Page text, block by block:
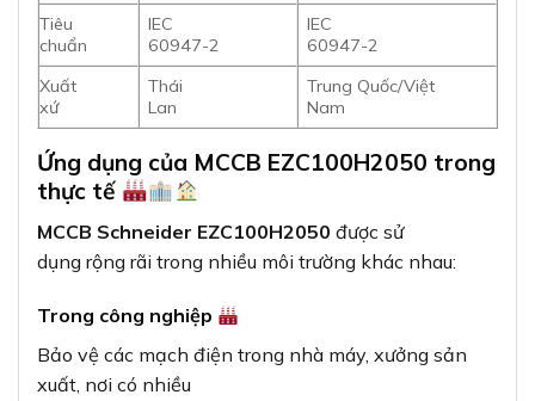
Tiêu
chuẩn
IEC
60947-2
IEC
60947-2
Xuất
xứ
Thái
Lan
Trung Quốc/Việt
Nam
Ứng dụng của MCCB EZC100H2050 trong
thực tế
MCCB Schneider EZC100H2050 được sử
dụng rộng rãi trong nhiều môi trường khác nhau:
Trong công nghiệp
Bảo vệ các mạch điện trong nhà máy, xưởng sản
xuất, nơi có nhiều